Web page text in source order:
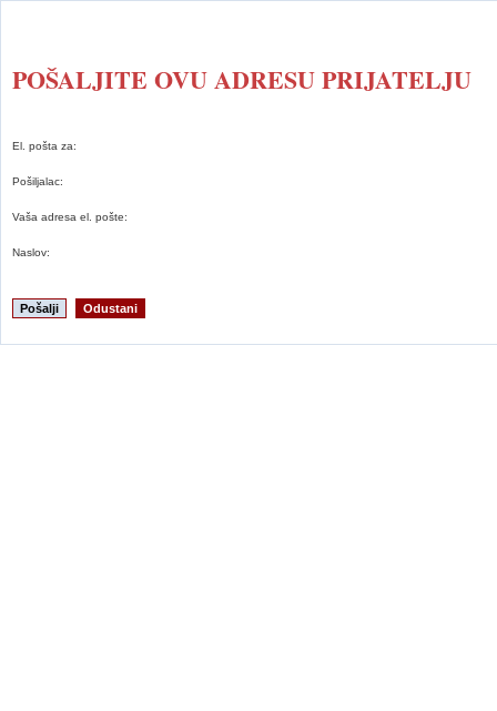
POŠALJITE OVU ADRESU PRIJATELJU
El. pošta za:
Pošiljalac:
Vaša adresa el. pošte:
Naslov:
Pošalji Odustani